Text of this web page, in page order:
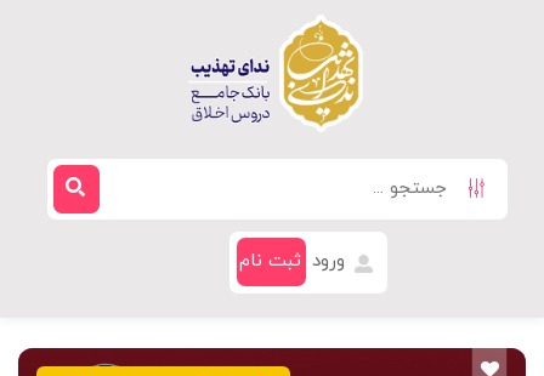
ورود ثبت نام